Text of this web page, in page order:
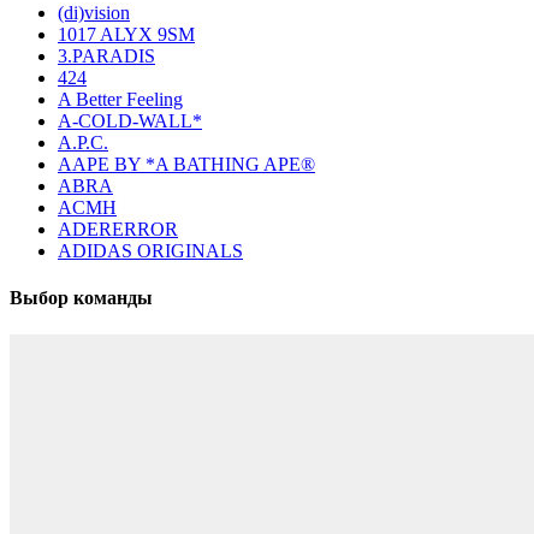
(di)vision
1017 ALYX 9SM
3.PARADIS
424
A Better Feeling
A-COLD-WALL*
A.P.C.
AAPE BY *A BATHING APE®
ABRA
ACMH
ADERERROR
ADIDAS ORIGINALS
Выбор команды